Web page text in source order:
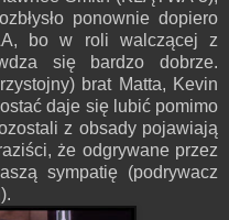
ponownie dopiero
bo w roli walczącej z
się bardzo dobrze.
brat Matta, Kevin
daje się lubić pomimo
z obsady pojawiają
że odgrywane przez
sympatię (podrywacz